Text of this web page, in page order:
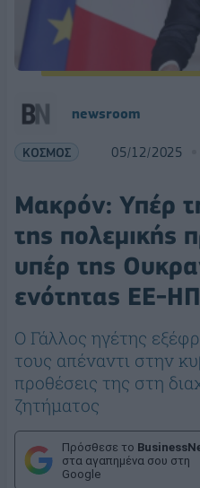
newsroom
ΚΟΣΜΟΣ 05/12/2025
Μακρόν: Υπέρ
της πολεμικής
υπέρ της
ενότητας ΕΕ-
Ο Γάλλος ηγέτης
τους απέναντι στην
προθέσεις της στη
ζητήματος
Πρόσθεσε το
στα αγαπημένα σου στη
Google